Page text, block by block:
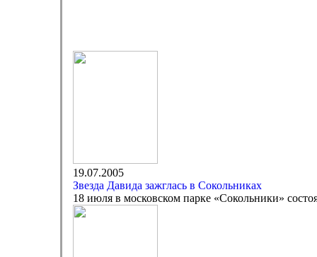
19.07.2005
Звезда Давида зажглась в Сокольниках
18 июля в московском парке «Сокольники»